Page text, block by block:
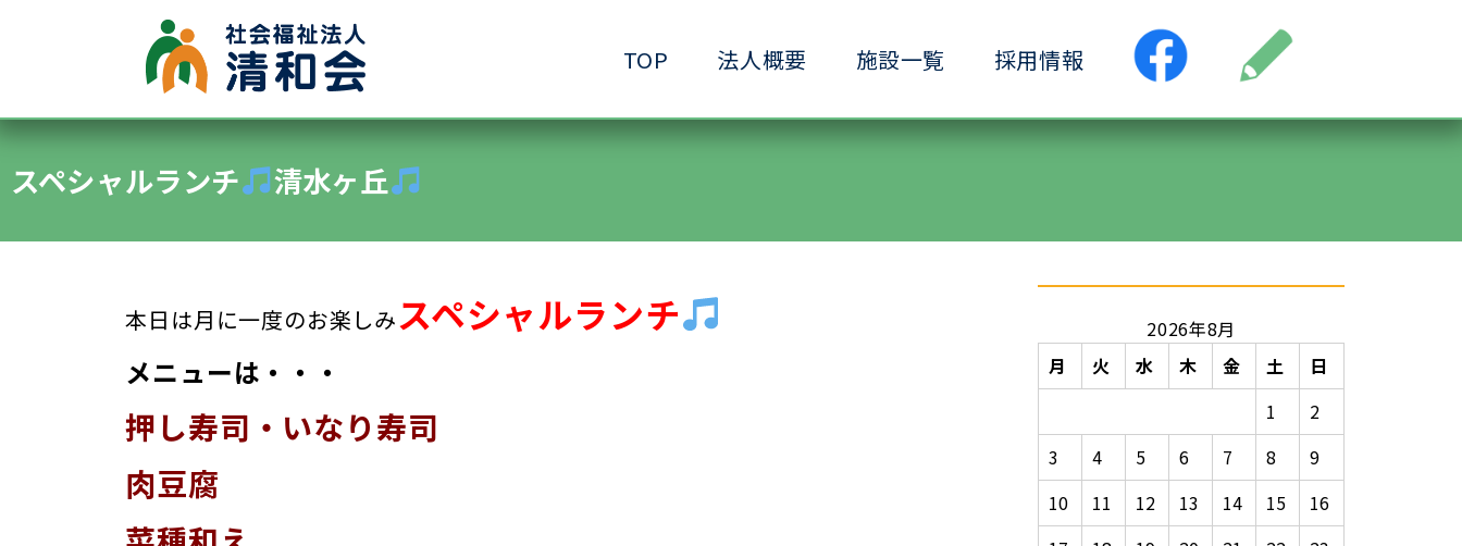
TOP 法人概要 施設一覧
●グループホーム ●小規模ケアハウス ●共生サービスホーム
●居宅介護支援事業所
●施設内保育所
●特別養護老人ホーム清水ヶ丘 ●ショートステイ清水ヶ丘 ●生活支援ホーム清水ヶ丘
●認知症デイサービス清水ヶ丘
採用情報
スペシャルランチ 清水ヶ丘
本日は月に一度のお楽しみスペシャルランチ
メニューは・・・
押し寿司・いなり寿司
肉豆腐
2026年8月
月
火 水 木 金 土
日
1
2
3
4 5 6 7 8
9
10
11 12 13 14 15
16